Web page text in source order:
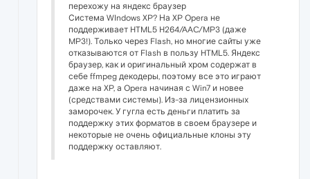
перехожу на яндекс браузер
Система WIndows XP? На XP Opera не
поддерживает HTML5 H264/AAC/MP3 (даже
MP3!). Только через Flash, но многие сайты уже
отказываются от Flash в пользу HTML5. Яндекс
браузер, как и оригинальный хром содержат в
себе ffmpeg декодеры, поэтому все это играют
даже на XP, а Opera начиная с Win7 и новее
(средствами системы). Из-за лицензионных
заморочек. У гугла есть деньги платить за
поддержку этих форматов в своем браузере и
некоторые не очень официальные клоны эту
поддержку оставляют.